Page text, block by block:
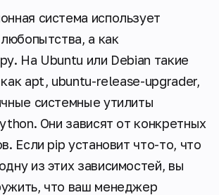
система использует
а как
На Ubuntu или Debian такие
apt, ubuntu-release-upgrader,
системные утилиты
Они зависят от конкретных
Если pip установит что-то, что
из этих зависимостей, вы
что ваш менеджер